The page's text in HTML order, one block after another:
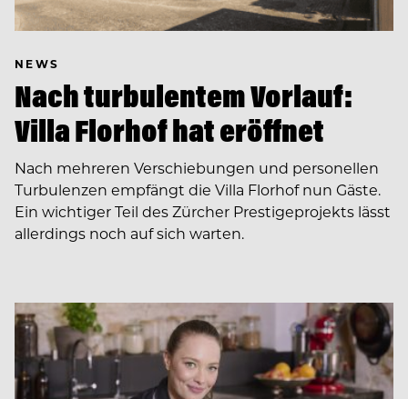
NEWS
Nach turbulentem Vorlauf:
Villa Florhof hat eröffnet
Nach mehreren Verschiebungen und personellen
Turbulenzen empfängt die Villa Florhof nun Gäste.
Ein wichtiger Teil des Zürcher Prestigeprojekts lässt
allerdings noch auf sich warten.